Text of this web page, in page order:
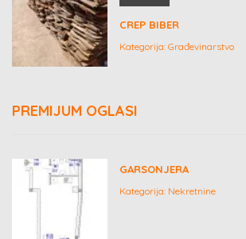
CREP BIBER
Kategorija: Građevinarstvo
PREMIJUM OGLASI
GARSONJERA
Kategorija: Nekretnine